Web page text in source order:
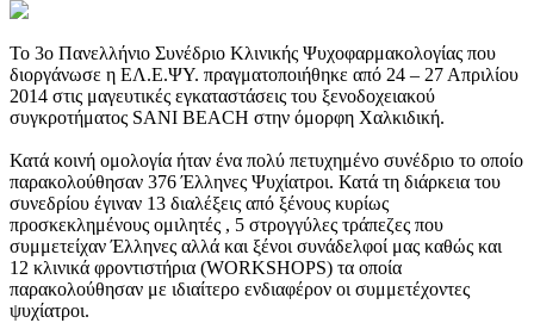
Το 3ο Πανελλήνιο Συνέδριο Κλινικής Ψυχοφαρμακολογίας που
διοργάνωσε η ΕΛ.Ε.ΨΥ. πραγματοποιήθηκε από 24 – 27 Απριλίου
2014 στις μαγευτικές εγκαταστάσεις του ξενοδοχειακού
συγκροτήματος SANI BEACH στην όμορφη Χαλκιδική.
Κατά κοινή ομολογία ήταν ένα πολύ πετυχημένο συνέδριο το οποίο
παρακολούθησαν 376 Έλληνες Ψυχίατροι. Κατά τη διάρκεια του
συνεδρίου έγιναν 13 διαλέξεις από ξένους κυρίως
προσκεκλημένους ομιλητές , 5 στρογγύλες τράπεζες που
συμμετείχαν Έλληνες αλλά και ξένοι συνάδελφοί μας καθώς και
12 κλινικά φροντιστήρια (WORKSHOPS) τα οποία
παρακολούθησαν με ιδιαίτερο ενδιαφέρον οι συμμετέχοντες
ψυχίατροι.